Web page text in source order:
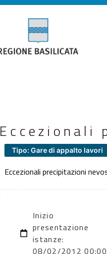
Eccezionali
Tipo: Gare di appalto lavori
Eccezionali precipitazioni
Inizio
presentazione
istanze:
08/02/2012 00:00